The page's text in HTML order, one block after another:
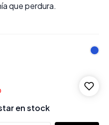
que perdura.
en stock